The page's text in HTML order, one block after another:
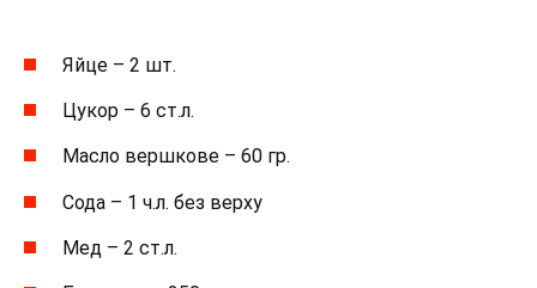
Яйце – 2 шт.
Цукор – 6 ст.л.
Масло вершкове – 60 гр.
Сода – 1 ч.л. без верху
Мед – 2 ст.л.